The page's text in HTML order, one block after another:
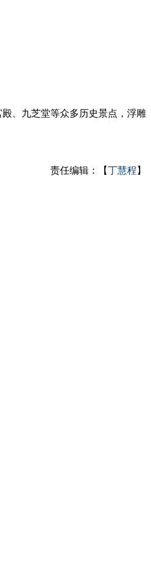
、九芝堂等众多历史景点，浮雕
责任编辑：【丁慧程 】